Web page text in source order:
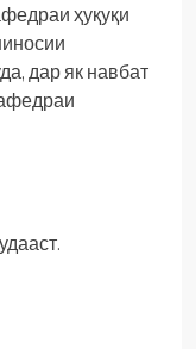
ҳуқуқи
дар як навбат